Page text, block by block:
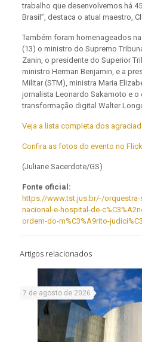
trabalho que desenvolvemos há
Brasil”, destaca o atual maestro,
Também foram homenageados
(13) o ministro do Supremo
Zanin, o presidente do Superior
ministro Herman Benjamin, e a
Militar (STM), ministra Maria
jornalista Leonardo Sakamoto e
transformação digital Walter
Veja a lista completa dos
Confira as fotos do evento no
(Juliane Sacerdote/GS)
Fonte oficial:
https://www.tst.jus.br/-/orquestra-
nacional-e-hospital-de-
ordem-do-m%C3%A9rito-
Artigos relacionados
7 de agosto de 2026